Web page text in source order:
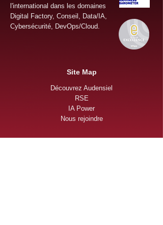
l'international dans les domaines
Digital Factory, Conseil, Data/IA,
Cybersécurité, DevOps/Cloud.
Site Map
Découvrez Audensiel
RSE
IA Power
Nous rejoindre